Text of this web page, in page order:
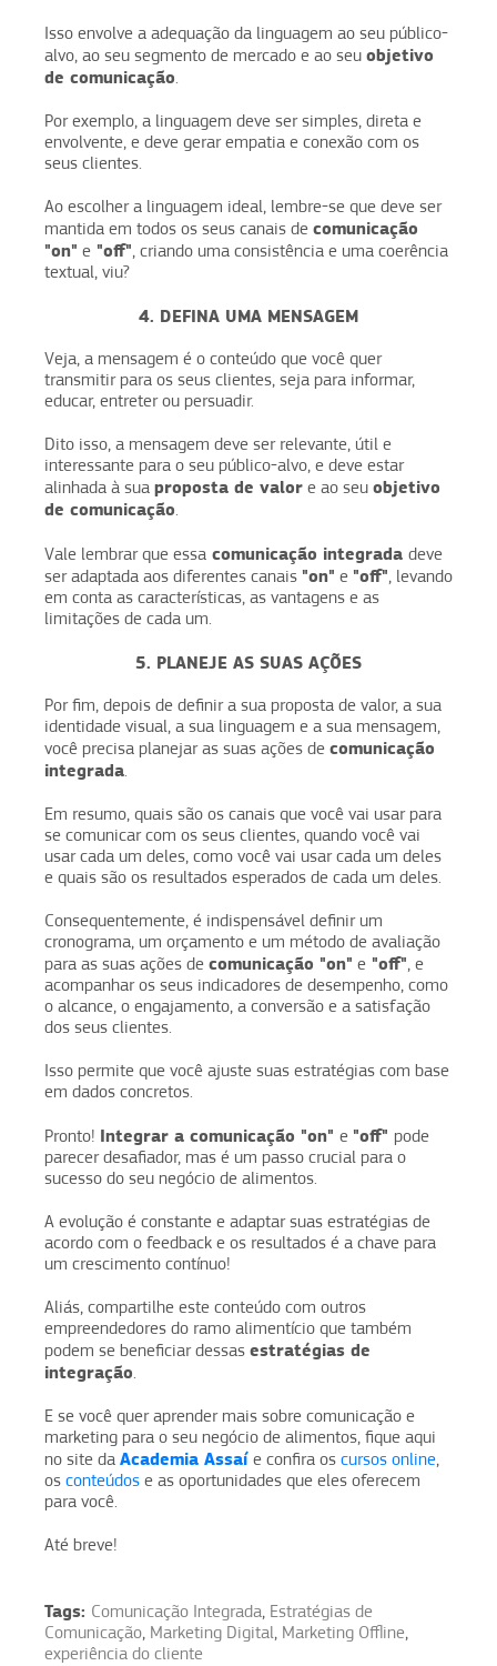
Isso envolve a adequação da linguagem ao seu público-
alvo, ao seu segmento de mercado e ao seu objetivo
de comunicação.
Por exemplo, a linguagem deve ser simples, direta e
envolvente, e deve gerar empatia e conexão com os
seus clientes.
Ao escolher a linguagem ideal, lembre-se que deve ser
mantida em todos os seus canais de comunicação
"on" e "off", criando uma consistência e uma coerência
textual, viu?
4. DEFINA UMA MENSAGEM
Veja, a mensagem é o conteúdo que você quer
transmitir para os seus clientes, seja para informar,
educar, entreter ou persuadir.
Dito isso, a mensagem deve ser relevante, útil e
interessante para o seu público-alvo, e deve estar
alinhada à sua proposta de valor e ao seu objetivo
de comunicação.
Vale lembrar que essa comunicação integrada deve
ser adaptada aos diferentes canais "on" e "off", levando
em conta as características, as vantagens e as
limitações de cada um.
5. PLANEJE AS SUAS AÇÕES
Por fim, depois de definir a sua proposta de valor, a sua
identidade visual, a sua linguagem e a sua mensagem,
você precisa planejar as suas ações de comunicação
integrada.
Em resumo, quais são os canais que você vai usar para
se comunicar com os seus clientes, quando você vai
usar cada um deles, como você vai usar cada um deles
e quais são os resultados esperados de cada um deles.
Consequentemente, é indispensável definir um
cronograma, um orçamento e um método de avaliação
para as suas ações de comunicação "on" e "off", e
acompanhar os seus indicadores de desempenho, como
o alcance, o engajamento, a conversão e a satisfação
dos seus clientes.
Isso permite que você ajuste suas estratégias com base
em dados concretos.
Pronto! Integrar a comunicação "on" e "off" pode
parecer desafiador, mas é um passo crucial para o
sucesso do seu negócio de alimentos.
A evolução é constante e adaptar suas estratégias de
acordo com o feedback e os resultados é a chave para
um crescimento contínuo!
Aliás, compartilhe este conteúdo com outros
empreendedores do ramo alimentício que também
podem se beneficiar dessas estratégias de
integração.
E se você quer aprender mais sobre comunicação e
marketing para o seu negócio de alimentos, fique aqui
no site da Academia Assaí e confira os cursos online,
os conteúdos e as oportunidades que eles oferecem
para você.
Até breve!
Tags: Comunicação Integrada, Estratégias de
Comunicação, Marketing Digital, Marketing Offline,
experiência do cliente